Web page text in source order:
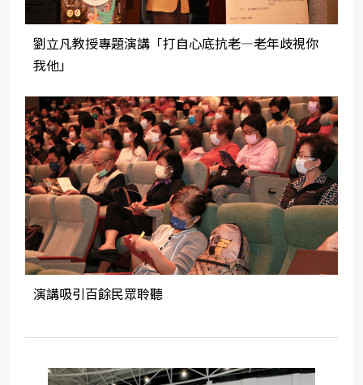
劉立凡教授專題演講「打自心底抗老—老年歧視你
我他」
演講吸引百餘民眾聆聽